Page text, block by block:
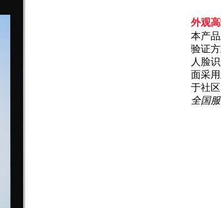
外观
本产
验证
人脸
面采
于社
全国